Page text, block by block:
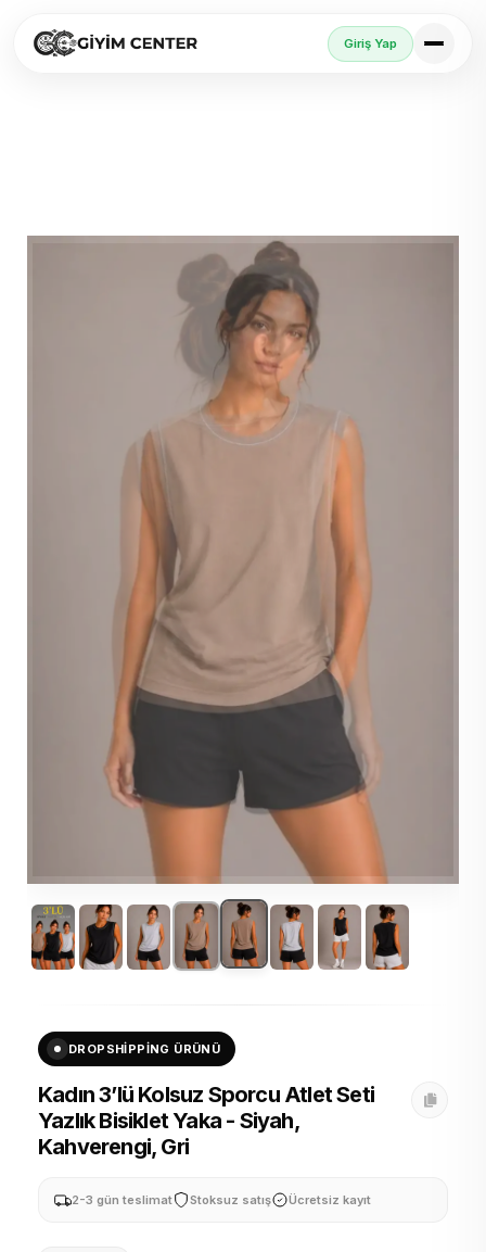
Giriş Yap
DROPSHIPPING ÜRÜNÜ
Kadın 3’lü Kolsuz Sporcu Atlet Seti
Yazlık Bisiklet Yaka - Siyah,
Kahverengi, Gri
2-3 gün teslimat Stoksuz satış Ücretsiz kayıt